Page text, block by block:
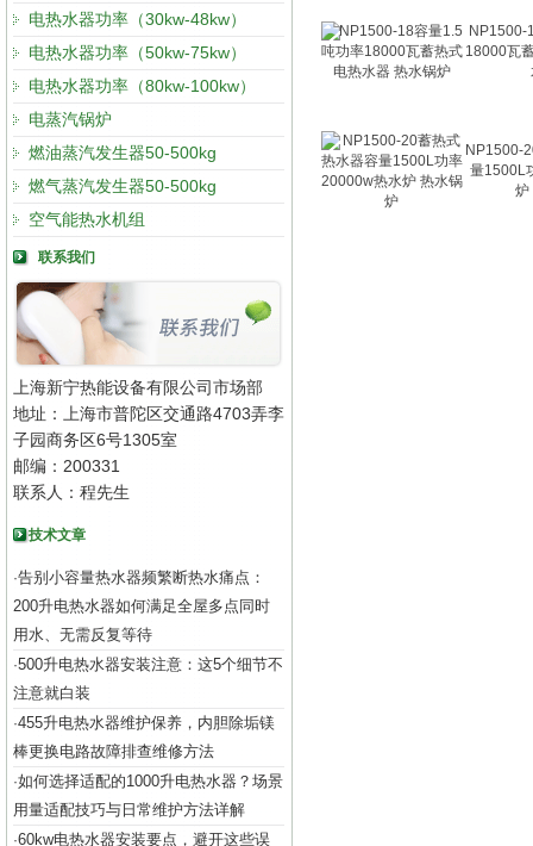
电热水器功率（30kw-48kw）
电热水器功率（50kw-75kw）
电热水器功率（80kw-100kw）
电蒸汽锅炉
燃油蒸汽发生器50-500kg
燃气蒸汽发生器50-500kg
空气能热水机组
联系我们
上海新宁热能设备有限公司市场部
地址：上海市普陀区交通路4703弄李
子园商务区6号1305室
邮编：200331
联系人：程先生
技术文章
·告别小容量热水器频繁断热水痛点：
200升电热水器如何满足全屋多点同时
用水、无需反复等待
·500升电热水器安装注意：这5个细节不
注意就白装
·455升电热水器维护保养，内胆除垢镁
棒更换电路故障排查维修方法
·如何选择适配的1000升电热水器？场景
用量适配技巧与日常维护方法详解
·60kw电热水器安装要点，避开这些误
NP1500-
18000瓦
NP1500-
量1500L
炉